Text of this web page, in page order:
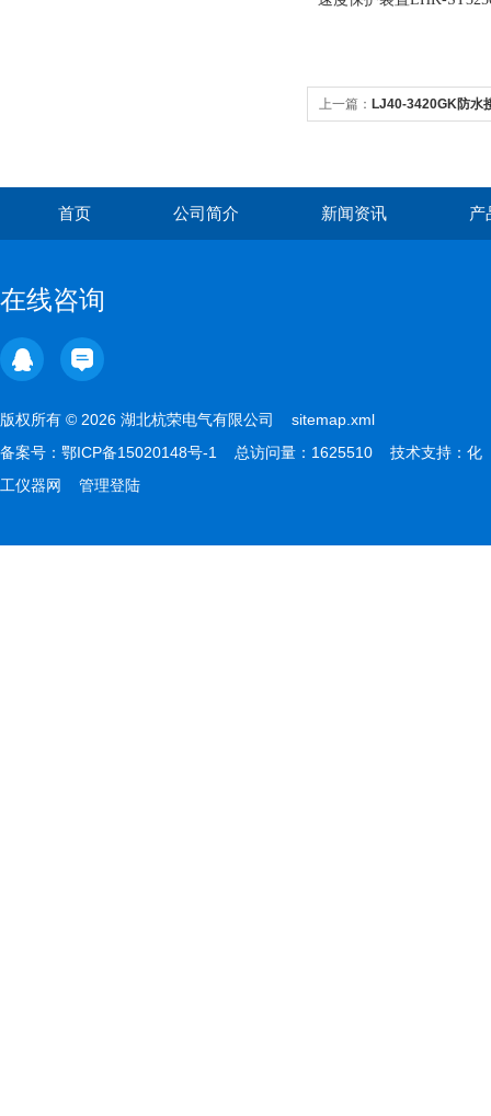
上一篇： LJ40-3420GK防水
首页 公司简介 新闻资讯 产
在线咨询
版权所有 © 2026 湖北杭荣电气有限公司 sitemap.xml
备案号： 鄂ICP备15020148号-1 总访问量：1625510 技术支持： 化
工仪器网
管理登陆